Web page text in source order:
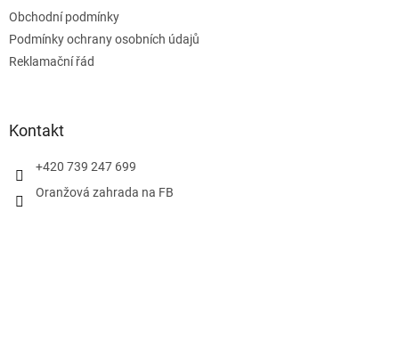
Obchodní podmínky
Podmínky ochrany osobních údajů
Reklamační řád
Kontakt
+420 739 247 699
Oranžová zahrada na FB